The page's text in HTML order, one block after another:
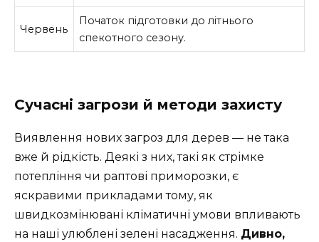
Червень
Початок підготовки до літнього
спекотного сезону.
Сучасні загрози й методи захисту
Виявлення нових загроз для дерев — не така
вже й рідкість. Деякі з них, такі як стрімке
потепління чи раптові приморозки, є
яскравими прикладами тому, як
швидкозмінювані кліматичні умови впливають
на наші улюблені зелені насадження. Дивно,